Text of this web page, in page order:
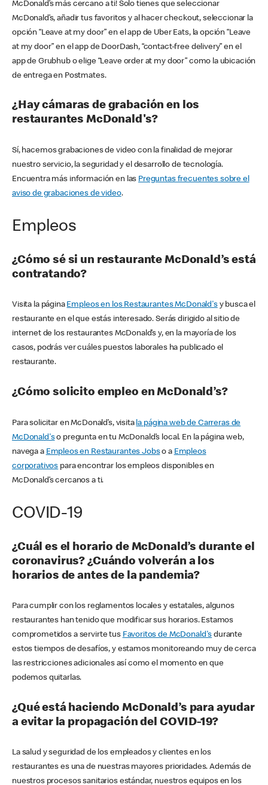
McDonald’s más cercano a ti! Solo tienes que seleccionar
McDonald’s, añadir tus favoritos y al hacer checkout, seleccionar la
opción “Leave at my door” en el app de Uber Eats, la opción “Leave
at my door” en el app de DoorDash, “contact-free delivery” en el
app de Grubhub o elige “Leave order at my door” como la ubicación
de entrega en Postmates.
¿Hay cámaras de grabación en los
restaurantes McDonald's?
Sí, hacemos grabaciones de video con la finalidad de mejorar
nuestro servicio, la seguridad y el desarrollo de tecnología.
Encuentra más información en las Preguntas frecuentes sobre el
aviso de grabaciones de video.
Empleos
¿Cómo sé si un restaurante McDonald’s está
contratando?
Visita la página Empleos en los Restaurantes McDonald'sy busca el
restaurante en el que estás interesado. Serás dirigido al sitio de
internet de los restaurantes McDonald’s y, en la mayoría de los
casos, podrás ver cuáles puestos laborales ha publicado el
restaurante.
¿Cómo solicito empleo en McDonald’s?
Para solicitar en McDonald’s, visita la página web de Carreras de
McDonald'so pregunta en tu McDonald’s local. En la página web,
navega a Empleos en Restaurantes Jobso a Empleos
corporativos para encontrar los empleos disponibles en
McDonald’s cercanos a ti.
COVID-19
¿Cuál es el horario de McDonald’s durante el
coronavirus? ¿Cuándo volverán a los
horarios de antes de la pandemia?
Para cumplir con los reglamentos locales y estatales, algunos
restaurantes han tenido que modificar sus horarios. Estamos
comprometidos a servirte tus Favoritos de McDonald's durante
estos tiempos de desafíos, y estamos monitoreando muy de cerca
las restricciones adicionales así como el momento en que
podemos quitarlas.
¿Qué está haciendo McDonald’s para ayudar
a evitar la propagación del COVID-19?
La salud y seguridad de los empleados y clientes en los
restaurantes es una de nuestras mayores prioridades. Además de
nuestros procesos sanitarios estándar, nuestros equipos en los